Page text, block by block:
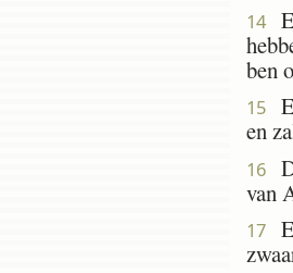
14
ben
15
en
16
van
17